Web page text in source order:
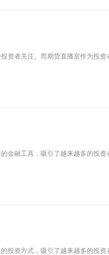
资者关注。而期货直播室作为投资
金融工具，吸引了越来越多的投资
投资方式，吸引了越来越多的投资